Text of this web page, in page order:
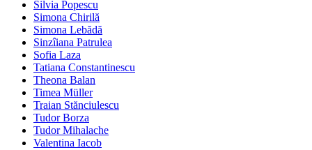
Silvia Popescu
Simona Chirilă
Simona Lebădă
Sinzîiana Patrulea
Sofia Laza
Tatiana Constantinescu
Theona Balan
Timea Müller
Traian Stănciulescu
Tudor Borza
Tudor Mihalache
Valentina Iacob